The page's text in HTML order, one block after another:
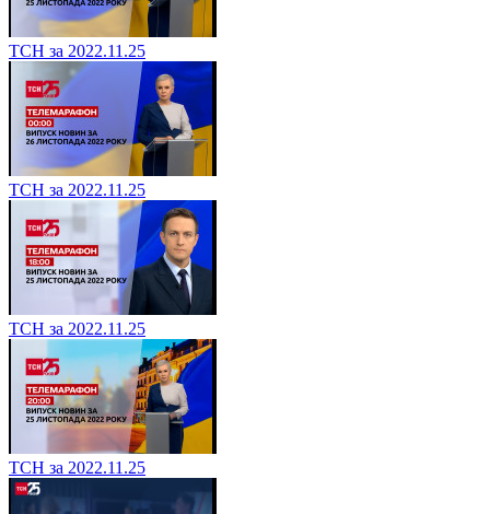
ТСН за 2022.11.25
ТСН за 2022.11.25
ТСН за 2022.11.25
ТСН за 2022.11.25